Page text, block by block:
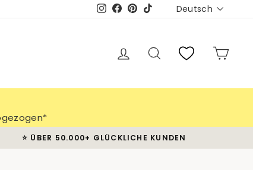
Instagram
Facebook
Pinterest
TikTok Sprache
Deutsch
EinloggenSuche
⭐️ ÜBER 50.000+ GLÜCKLICHE KUNDEN